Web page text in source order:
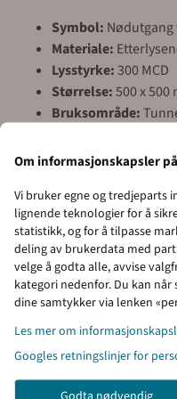
Symbol:
Materiale:
Lysstyrke:300 MCD
Størrelse:500 x 500
Bruksområde:
Standard:ISO 7010
Fordeler:
Etterlysende
Produsert i robust
Motstandsdyktig
gnet for tunnel og
Norskprodusert og
Enkel bestilling og rask
Bestill enkelt i vår
Priser
mva
I denne
velge om
Om informasjonskapsler
Vi bruker egne og tredjeparts
lignende teknologier for å
statistikk, og for å tilpasse
deling av brukerdata med
velge å godta alle, avvise
kategori nedenfor. Du kan
dine samtykker via lenken
Les mer om
Googles retningslinjer for